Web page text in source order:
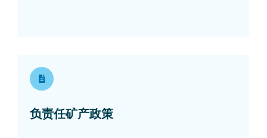
负责任矿产政策Opens in a new window